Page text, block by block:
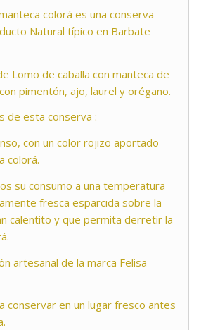
colorá es una conserva
Natural típico en Barbate
Lomo de caballa con manteca de
pimentón, ajo, laurel y orégano.
de esta conserva :
con un color rojizo aportado
colorá.
su consumo a una temperatura
fresca esparcida sobre la
calentito y que permita derretir la
artesanal de la marca Felisa
conservar en un lugar fresco antes